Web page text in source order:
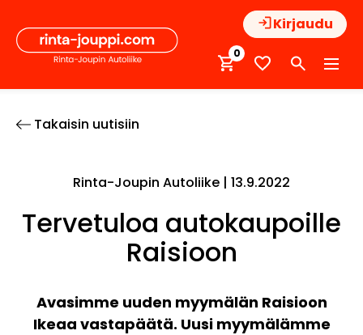
sisältöön
Kirjaudu
0
Takaisin uutisiin
Rinta-Joupin Autoliike | 13.9.2022
Tervetuloa autokaupoille
Raisioon
Avasimme uuden myymälän Raisioon
Ikeaa vastapäätä. Uusi myymälämme